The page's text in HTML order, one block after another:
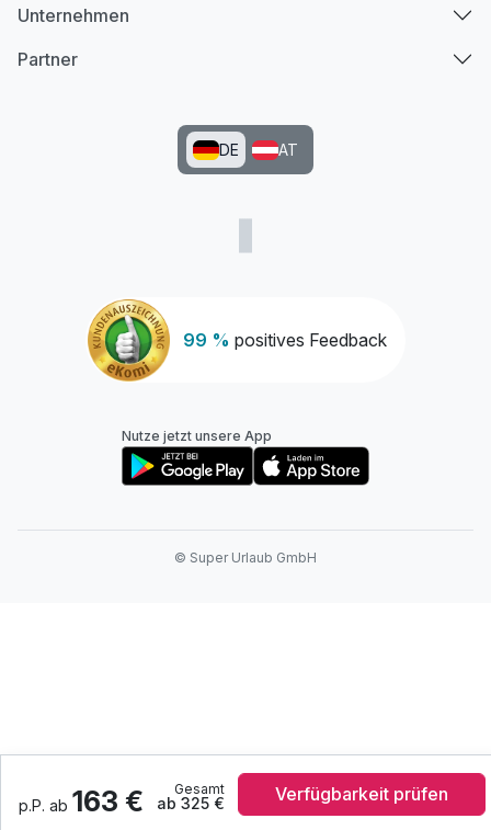
p.P. ab 163 € Gesamt
ab 325 € Verfügbarkeit prüfen
99 % positives Feedback
Unternehmen
Partner
DE AT
Nutze jetzt unsere App
© Super Urlaub GmbH